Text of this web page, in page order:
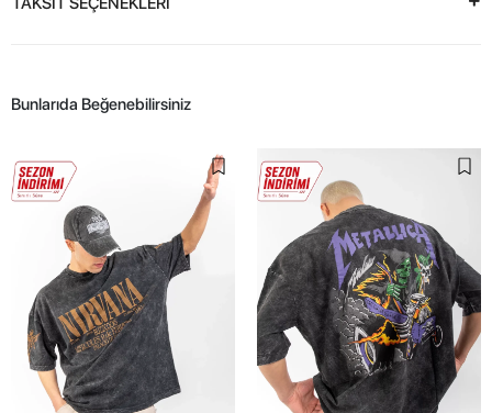
Bunlarıda Beğenebilirsiniz